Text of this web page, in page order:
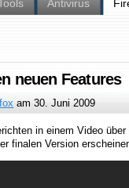
Antivirus
neuen Features
am30. Juni 2009
in einem Video
finalen Version